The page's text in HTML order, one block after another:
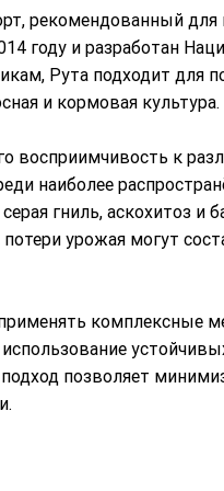
рекомендованный
году и разработан
Рута подходит для
и кормовая культура.
восприимчивость к
наиболее
гниль, аскохитоз и
урожая могут
комплексные
позволяет